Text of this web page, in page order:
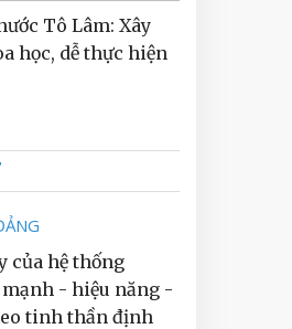
Tô Lâm: Xây
học, dễ thực hiện
của hệ thống
- hiệu năng -
tinh thần định